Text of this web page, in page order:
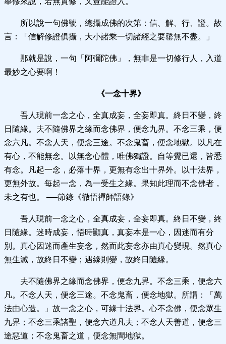
所以說一句佛號，總攝成佛的次第：信、解、行、證。故
言：「信解修證俱攝，大小諸乘一切諸經之要罄無不盡。」
那就是說，一句「阿彌陀佛」，無非是一切修行人，入道
最妙之心要啊！
《一念十界》
吾人現前一念之心，全真成妄，全妄即真。終日不變，終
日隨緣。夫不隨佛界之緣而念佛界，便念九界。不念三乘，便
念六凡。不念人天，便念三途。不念鬼畜，便念地獄。以凡在
有心，不能無念。以無念心體，唯佛獨證。自等覺已還，皆悉
有念。凡起一念，必落十界，更無有念出十界外。以十法界，
更無外故。每起一念，為一受生之緣。果知此理而不念佛者，
未之有也。
──節錄《徹悟禪師語錄》
吾人現前一念之心，全真成妄，全妄即真。終日不變，終
日隨緣。 迷時成妄，悟時顯真，真妄本是一心，因迷而有分
別。真心因迷而產生妄念，然而此妄念亦由真心變現。然真心
無生滅，故終日不變；遇緣則變，故終日隨緣。
夫不隨佛界之緣而念佛界，便念九界。不念三乘，便念六
凡。不念人天，便念三途。不念鬼畜，便念地獄。
所謂：「萬
法由心造。」故一念之心，可緣十法界。心不念佛，便念眾生
九界；不念三乘諸聖，便念六道凡夫；不念人天善道，便念三
途惡道；不念鬼畜之道，便念無間地獄。